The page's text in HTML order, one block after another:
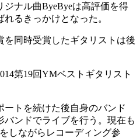
ナル曲ByeByeは高評価を得
るきっかけとなった。
同時受賞したギタリストは後
第19回YMベストギタリスト
トを続けた後自身のバンド
バンドでライブを行う。現在も
しながらレコーディング参